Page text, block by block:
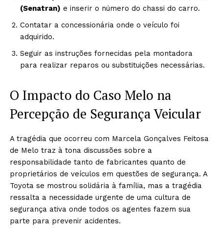
(Senatran) e inserir o número do chassi do carro.
Contatar a concessionária onde o veículo foi
adquirido.
Seguir as instruções fornecidas pela montadora
para realizar reparos ou substituições necessárias.
O Impacto do Caso Melo na
Percepção de Segurança Veicular
A tragédia que ocorreu com Marcela Gonçalves Feitosa
de Melo traz à tona discussões sobre a
responsabilidade tanto de fabricantes quanto de
proprietários de veículos em questões de segurança. A
Toyota se mostrou solidária à família, mas a tragédia
ressalta a necessidade urgente de uma cultura de
segurança ativa onde todos os agentes fazem sua
parte para prevenir acidentes.